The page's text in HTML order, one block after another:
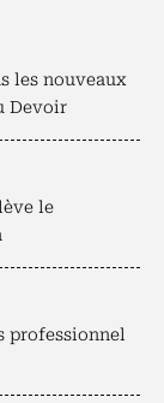
les nouveaux
Devoir
le
professionnel